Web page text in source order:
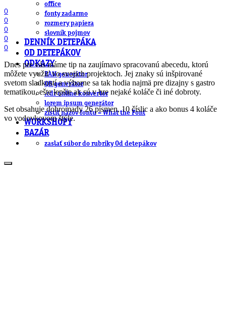
office
fonty zadarmo
rozmery papiera
slovník pojmov
DENNÍK DETEPÁKA
OD DETEPÁKOV
ODKAZY
EAN generátor
QR generátor
.cdr online konvertor
lorem ipsum generátor
zistiť názov fontu – What the Font
WORKSHOPY
BAZÁR
zaslať súbor do rubriky Od detepákov
0
0
0
0
0
Dnes pre vás máme tip na zaujímavo spracovanú abecedu, ktorú
môžete využiť vo svojich projektoch. Jej znaky sú inšpirované
svetom sladkostí a výborne sa tak hodia najmä pre dizajny s gastro
tematikou, ešte lepšie ak sú v hre nejaké koláče či iné dobroty.
Set obsahuje dohromady 26 písmen, 10 číslic a ako bonus 4 koláče
vo vodovkovom štýle.